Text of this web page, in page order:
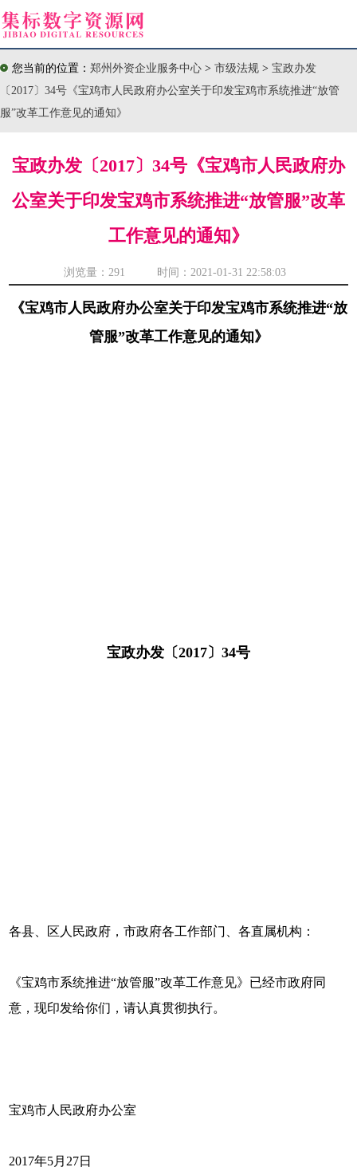
您当前的位置： 郑州外资企业服务中心 > 市级法规 > 宝政办发
〔2017〕34号《宝鸡市人民政府办公室关于印发宝鸡市系统推进“放管
服”改革工作意见的通知》
宝政办发〔2017〕34号《宝鸡市人民政府办
公室关于印发宝鸡市系统推进“放管服”改革
工作意见的通知》
浏览量： 291 时间：2021-01-31 22:58:03
《宝鸡市人民政府办公室关于印发宝鸡市系统推进“放
管服”改革工作意见的通知》
宝政办发〔2017〕34号
各县、区人民政府，市政府各工作部门、各直属机构：
《宝鸡市系统推进“放管服”改革工作意见》已经市政府同
意，现印发给你们，请认真贯彻执行。
宝鸡市人民政府办公室
2017年5月27日